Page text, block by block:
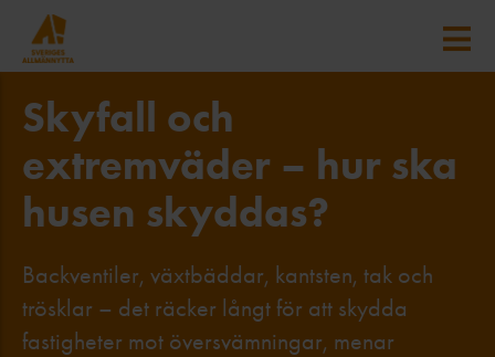
Skyfall och
extremväder – hur ska
husen skyddas?
Backventiler, växtbäddar, kantsten, tak och
trösklar – det räcker långt för att skydda
fastigheter mot översvämningar, menar